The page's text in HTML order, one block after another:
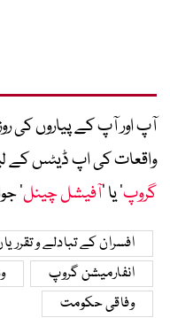
آپ اور آپ کے پیاروں کی
واقعات کی اپ ڈیٹس کے
گروپ‘ یا ’آفیشل چینل‘
افسران کے تبادلے و
انفارمیشن گروپ
وفاقی حکومت